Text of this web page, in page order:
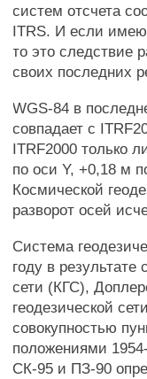
систем отсчета
ITRS. И если
то это следствие
своих последних
WGS-84 в
совпадает с
ITRF2000 только
по оси Y, +0,18 м
Космической
разворот осей
Система
году в результате
сети (КГС),
геодезической
совокупностью
положениями
СК-95 и ПЗ-90